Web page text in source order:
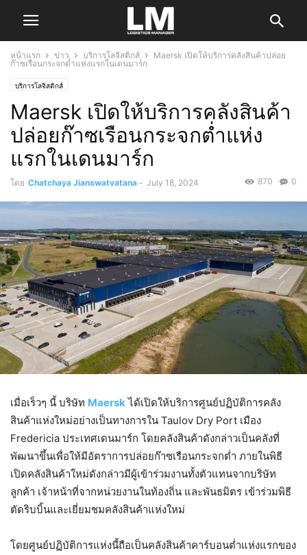
หน้าแรก ข่าว บริการโลจิสติกส์
Maersk เปิดให้บริการคลังสินค้าปล่อย
ก๊าซเรือนกระจกต่ำแห่งแรกในเดนมาร์ก
บริการโลจิสติกส์
Maersk เปิดให้บริการคลังสินค้า
ปล่อยก๊าซเรือนกระจกต่ำแห่ง
แรกในเดนมาร์ก
โดย Chatchaya Jianswatvatana - July 18, 2024 0
870
เมื่อเร็วๆ นี้ บริษัท Maerskได้เปิดให้บริการศูนย์ปฏิบัติการคลัง
สินค้าแห่งใหม่อย่างเป็นทางการใน Taulov Dry Port เมือง
Fredericia ประเทศเดนมาร์ก โดยคลังสินค้าดังกล่าวเป็นคลังที่
พัฒนาขึ้นเพื่อให้มีอัตราการปล่อยก๊าซเรือนกระจกต่ำ ภายในพิธี
เปิดคลังสินค้าใหม่ดังกล่าวมีผู้เข้าร่วมงานทั้งตัวแทนจากบริษัท
ลูกค้า เจ้าหน้าที่จากหน่วยงานในท้องถิ่น และพันธมิตร เข้าร่วมพิธี
ตัดริบบิ้นและเยี่ยมชมคลังสินค้าแห่งใหม่
โดยศูนย์ปฏิบัติการแห่งนี้ถือเป็นคลังสินค้าคาร์บอนต่ำแห่งแรกของ